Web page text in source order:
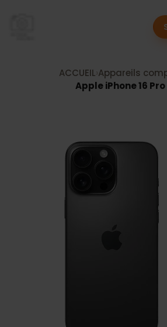
ACCUEIL Appareils
Apple iPhone 16